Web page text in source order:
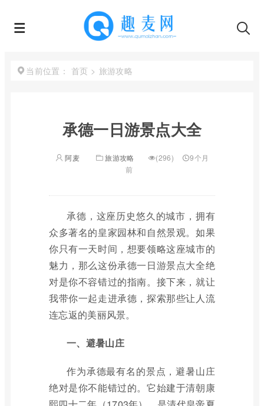
当前位置： 首页 > 旅游攻略
承德一日游景点大全
阿麦 旅游攻略 (296)
9个月
前
承德，这座历史悠久的城市，拥有
众多著名的皇家园林和自然景观。如果
你只有一天时间，想要领略这座城市的
魅力，那么这份承德一日游景点大全绝
对是你不容错过的指南。接下来，就让
我带你一起走进承德，探索那些让人流
连忘返的美丽风景。
一、避暑山庄
作为承德最有名的景点，避暑山庄
绝对是你不能错过的。它始建于清朝康